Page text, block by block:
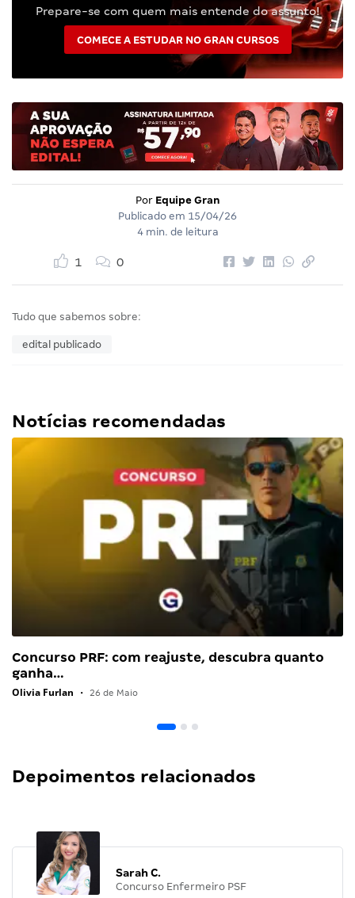
Prepare-se com quem mais entende do assunto!
COMECE A ESTUDAR NO GRAN CURSOS
Por Equipe Gran
Publicado em 15/04/26
4 min. de leitura
1 0
Tudo que sabemos sobre:
edital publicado
Notícias recomendadas
Concurso PRF: com reajuste, descubra quanto
ganha…
Olivia Furlan • 26 de Maio
Depoimentos relacionados
Sarah C.
Concurso Enfermeiro PSF